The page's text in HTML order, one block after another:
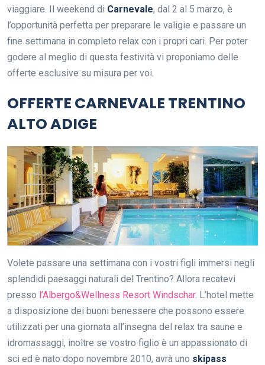
viaggiare. Il weekend di Carnevale, dal 2 al 5 marzo, è
l’opportunità perfetta per preparare le valigie e passare un
fine settimana in completo relax con i propri cari. Per poter
godere al meglio di questa festività vi proponiamo delle
offerte esclusive su misura per voi.
OFFERTE CARNEVALE TRENTINO
ALTO ADIGE
Volete passare una settimana con i vostri figli immersi negli
splendidi paesaggi naturali del Trentino? Allora recatevi
presso l’Albergo&Wellness Resort Windschar. L’hotel mette
a disposizione dei buoni benessere che possono essere
utilizzati per una giornata all’insegna del relax tra saune e
idromassaggi, inoltre se vostro figlio è un appassionato di
sci ed è nato dopo novembre 2010, avrà uno skipass